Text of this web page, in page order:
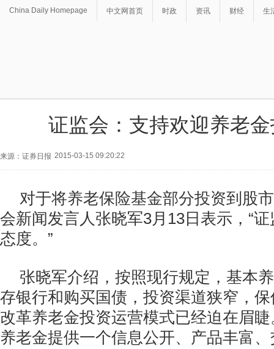
China Daily Homepage 中文网首页 时政 资讯 财经 生
证监会：支持欢迎养老
来源：证券日报 2015-03-15 09:20:22
对于将养老保险基金部分投资到股
会新闻发言人张晓军3月13日表示，“
态度。”
张晓军介绍，按照现行规定，基本
存银行和购买国债，投资渠道狭窄，
改革养老金投资运营模式已经迫在眉
养老金提供一个信息公开、产品丰富